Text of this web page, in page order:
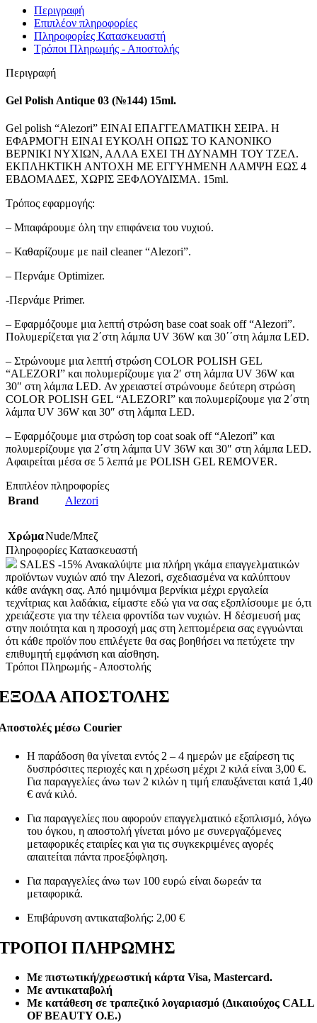
Περιγραφή
Επιπλέον πληροφορίες
Πληροφορίες Κατασκευαστή
Τρόποι Πληρωμής - Αποστολής
Περιγραφή
Gel Polish Antique 03 (№144) 15ml.
Gel polish “Alezori” ΕΙΝΑΙ ΕΠΑΓΓΕΛΜΑΤΙΚΗ ΣΕΙΡΑ. Η
ΕΦΑΡΜΟΓΗ ΕΙΝΑΙ ΕΥΚΟΛΗ ΟΠΩΣ ΤΟ ΚΑΝΟΝΙΚΟ
ΒΕΡΝΙΚΙ ΝΥΧΙΩΝ, ΑΛΛΑ ΕΧΕΙ ΤΗ ΔΥΝΑΜΗ ΤΟΥ ΤΖΕΛ.
ΕΚΠΛΗΚΤΙΚΗ ΑΝΤΟΧΗ ΜΕ ΕΓΓΥΗΜΕΝΗ ΛΑΜΨΗ ΕΩΣ 4
ΕΒΔΟΜΑΔΕΣ, ΧΩΡΙΣ ΞΕΦΛΟΥΔΙΣΜΑ. 15ml.
Τρόπος εφαρμογής:
– Μπαφάρουμε όλη την επιφάνεια του νυχιού.
– Καθαρίζουμε με nail cleaner “Alezori”.
– Περνάμε Optimizer.
-Περνάμε Primer.
– Εφαρμόζουμε μια λεπτή στρώση base coat soak off “Alezori”.
Πολυμερίζεται για 2΄στη λάμπα UV 36W και 30΄΄στη λάμπα LED.
– Στρώνουμε μια λεπτή στρώση COLOR POLISH GEL
“ALEZORI” και πολυμερίζουμε για 2′ στη λάμπα UV 36W και
30″ στη λάμπα LED. Αν χρειαστεί στρώνουμε δεύτερη στρώση
COLOR POLISH GEL “ALEZORI” και πολυμερίζουμε για 2΄στη
λάμπα UV 36W και 30″ στη λάμπα LED.
– Εφαρμόζουμε μια στρώση top coat soak off “Alezori” και
πολυμερίζουμε για 2΄στη λάμπα UV 36W και 30″ στη λάμπα LED.
Αφαιρείται μέσα σε 5 λεπτά με POLISH GEL REMOVER.
Επιπλέον πληροφορίες
Brand
Alezori
ΧρώμαNude/Μπεζ
Πληροφορίες Κατασκευαστή
SALES -15% Ανακαλύψτε μια πλήρη γκάμα επαγγελματικών
προϊόντων νυχιών από την Alezori, σχεδιασμένα να καλύπτουν
κάθε ανάγκη σας. Από ημιμόνιμα βερνίκια μέχρι εργαλεία
τεχνίτριας και λαδάκια, είμαστε εδώ για να σας εξοπλίσουμε με ό,τι
χρειάζεστε για την τέλεια φροντίδα των νυχιών. Η δέσμευσή μας
στην ποιότητα και η προσοχή μας στη λεπτομέρεια σας εγγυώνται
ότι κάθε προϊόν που επιλέγετε θα σας βοηθήσει να πετύχετε την
επιθυμητή εμφάνιση και αίσθηση.
Τρόποι Πληρωμής - Αποστολής
ΑΠΟΣΤΟΛΗΣ
μέσω Courier
Η παράδοση θα γίνεται εντός 2 – 4 ημερών με εξαίρεση τις
δυσπρόσιτες περιοχές και η χρέωση μέχρι 2 κιλά είναι 3,00 €.
Για παραγγελίες άνω των 2 κιλών η τιμή επαυξάνεται κατά 1,40
€ ανά κιλό.
Για παραγγελίες που αφορούν επαγγελματικό εξοπλισμό, λόγω
του όγκου, η αποστολή γίνεται μόνο με συνεργαζόμενες
μεταφορικές εταιρίες και για τις συγκεκριμένες αγορές
απαιτείται πάντα προεξόφληση.
Για παραγγελίες άνω των 100 ευρώ είναι δωρεάν τα
μεταφορικά.
Επιβάρυνση αντικαταβολής: 2,00 €
ΠΛΗΡΩΜΗΣ
Με πιστωτική/χρεωστική κάρτα Visa, Mastercard.
Με αντικαταβολή
Με κατάθεση σε τραπεζικό λογαριασμό (Δικαιούχος CALL
OF BEAUTY O.E.)